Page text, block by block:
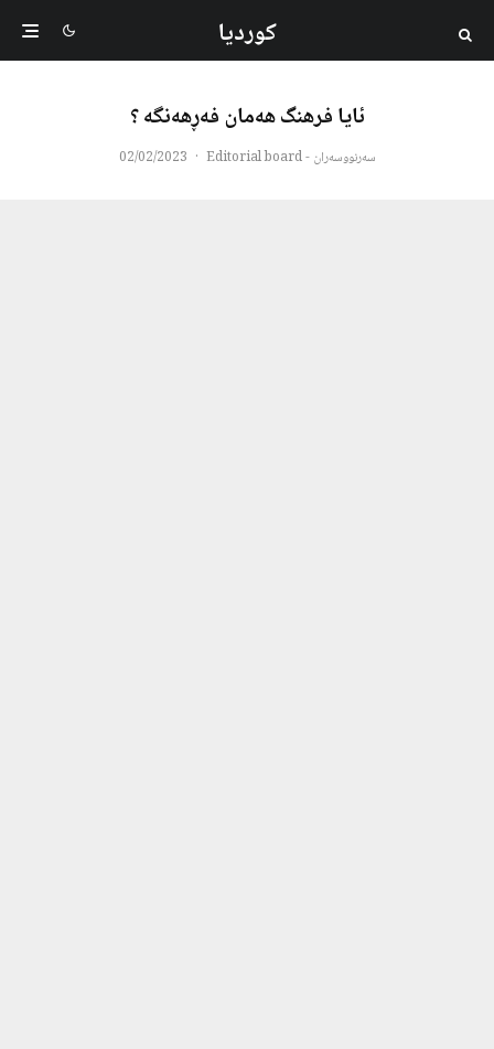
کوردیا
ئایا فرهنگ هەمان فەڕهەنگه ؟
سەرنووسەران - Editorial board ·
02/02/2023